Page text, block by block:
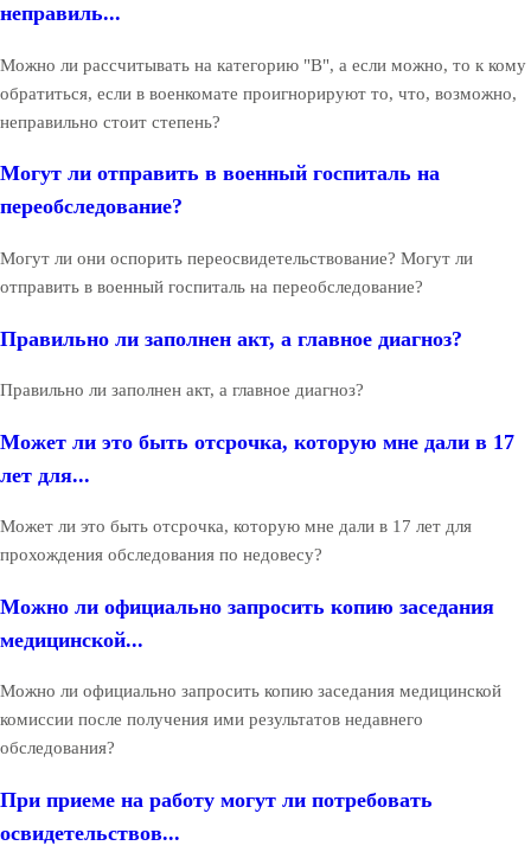
неправиль...
Можно ли рассчитывать на категорию "В", а если можно, то к кому
обратиться, если в военкомате проигнорируют то, что, возможно,
неправильно стоит степень?
Могут ли отправить в военный госпиталь на
переобследование?
Могут ли они оспорить переосвидетельствование? Могут ли
отправить в военный госпиталь на переобследование?
Правильно ли заполнен акт, а главное диагноз?
Правильно ли заполнен акт, а главное диагноз?
Может ли это быть отсрочка, которую мне дали в 17
лет для...
Может ли это быть отсрочка, которую мне дали в 17 лет для
прохождения обследования по недовесу?
Можно ли официально запросить копию заседания
медицинской...
Можно ли официально запросить копию заседания медицинской
комиссии после получения ими результатов недавнего
обследования?
При приеме на работу могут ли потребовать
освидетельствов...